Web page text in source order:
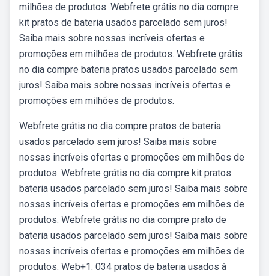
milhões de produtos. Webfrete grátis no dia compre
kit pratos de bateria usados parcelado sem juros!
Saiba mais sobre nossas incríveis ofertas e
promoções em milhões de produtos. Webfrete grátis
no dia compre bateria pratos usados parcelado sem
juros! Saiba mais sobre nossas incríveis ofertas e
promoções em milhões de produtos.
Webfrete grátis no dia compre pratos de bateria
usados parcelado sem juros! Saiba mais sobre
nossas incríveis ofertas e promoções em milhões de
produtos. Webfrete grátis no dia compre kit pratos
bateria usados parcelado sem juros! Saiba mais sobre
nossas incríveis ofertas e promoções em milhões de
produtos. Webfrete grátis no dia compre prato de
bateria usados parcelado sem juros! Saiba mais sobre
nossas incríveis ofertas e promoções em milhões de
produtos. Web+1. 034 pratos de bateria usados à